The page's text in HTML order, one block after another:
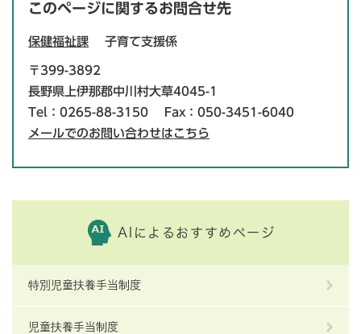
このページに関するお問合せ先
保健福祉課 子育て支援係
〒399-3892
長野県上伊那郡中川村大草4045-1
Tel：0265-88-3150
Fax：050-3451-6040
メールでのお問い合わせはこちら
AIによるおすすめページ
特別児童扶養手当制度
児童扶養手当制度